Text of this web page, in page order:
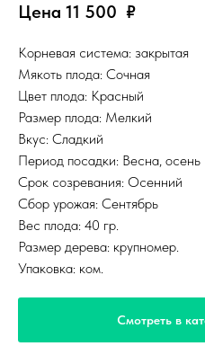
Цена 11 500 ₽
Корневая система: закрытая
Мякоть плода: Сочная
Цвет плода: Красный
Размер плода: Мелкий
Вкус: Сладкий
Период посадки: Весна, осень
Срок созревания: Осенний
Сбор урожая: Сентябрь
Вес плода: 40 гр.
Размер дерева: крупномер.
Упаковка: ком.
Смотреть в